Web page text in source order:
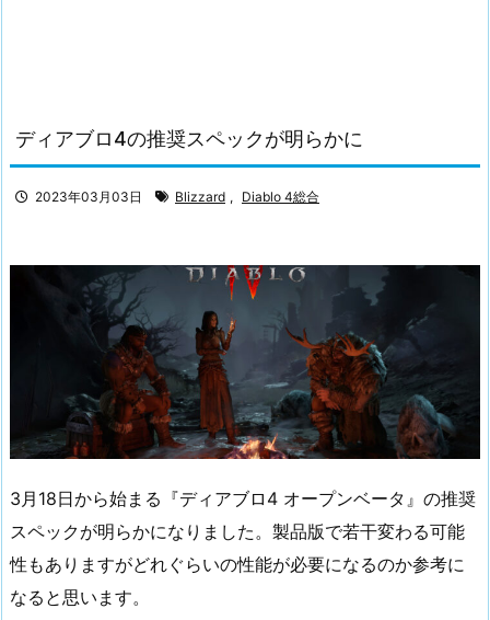
ディアブロ4の推奨スペックが明らかに
2023年03月03日 Blizzard , Diablo 4総合
3月18日から始まる『ディアブロ4 オープンベータ』の推奨
スペックが明らかになりました。製品版で若干変わる可能
性もありますがどれぐらいの性能が必要になるのか参考に
なると思います。